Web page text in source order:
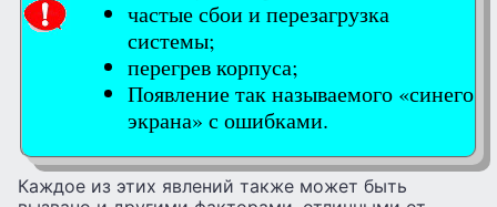
частые сбои и перезагрузка
системы;
перегрев корпуса;
Появление так называемого «синего
экрана» с ошибками.
Каждое из этих явлений также может быть